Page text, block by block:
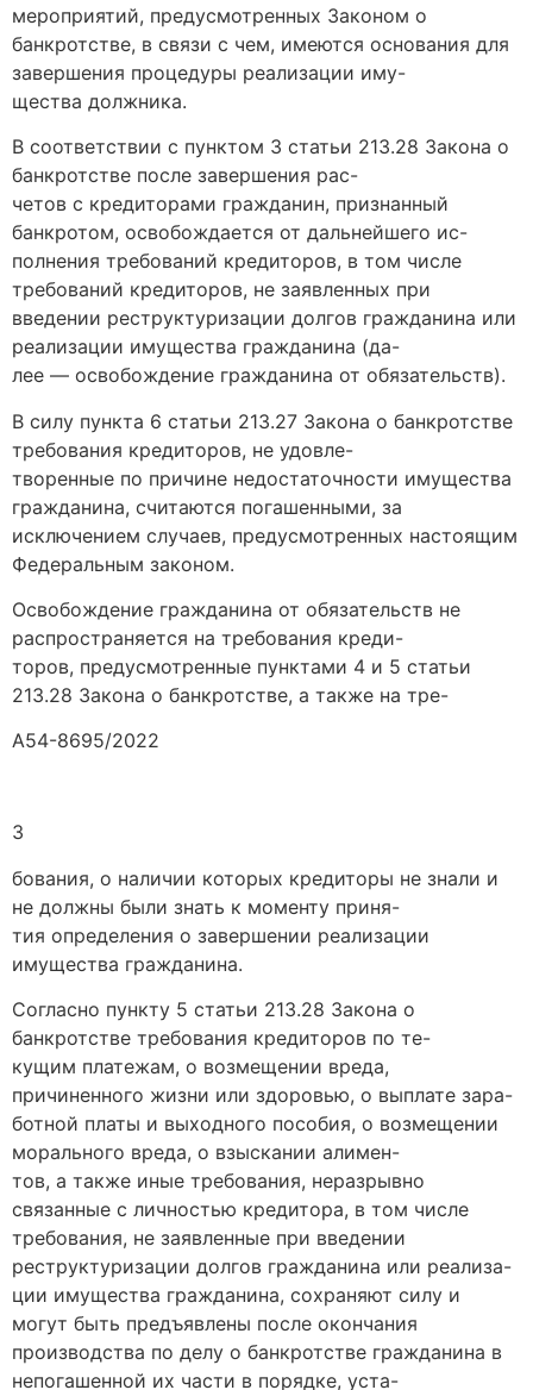
мероприятий, предусмотренных Законом о
банкротстве, в связи с чем, имеются основания для
завершения процедуры реализации иму-
щества должника.
В соответствии с пунктом 3 статьи 213.28 Закона о
банкротстве после завершения рас-
четов с кредиторами гражданин, признанный
банкротом, освобождается от дальнейшего ис-
полнения требований кредиторов, в том числе
требований кредиторов, не заявленных при
введении реструктуризации долгов гражданина или
реализации имущества гражданина (да-
лее — освобождение гражданина от обязательств).
В силу пункта 6 статьи 213.27 Закона о банкротстве
требования кредиторов, не удовле-
творенные по причине недостаточности имущества
гражданина, считаются погашенными, за
исключением случаев, предусмотренных настоящим
Федеральным законом.
Освобождение гражданина от обязательств не
распространяется на требования креди-
торов, предусмотренные пунктами 4 и 5 статьи
213.28 Закона о банкротстве, а также на тре-
А54-8695/2022
3
бования, о наличии которых кредиторы не знали и
не должны были знать к моменту приня-
тия определения о завершении реализации
имущества гражданина.
Согласно пункту 5 статьи 213.28 Закона о
банкротстве требования кредиторов по те-
кущим платежам, о возмещении вреда,
причиненного жизни или здоровью, о выплате зара-
ботной платы и выходного пособия, о возмещении
морального вреда, о взыскании алимен-
тов, а также иные требования, неразрывно
связанные с личностью кредитора, в том числе
требования, не заявленные при введении
реструктуризации долгов гражданина или реализа-
ции имущества гражданина, сохраняют силу и
могут быть предъявлены после окончания
производства по делу о банкротстве гражданина в
непогашенной их части в порядке, уста-